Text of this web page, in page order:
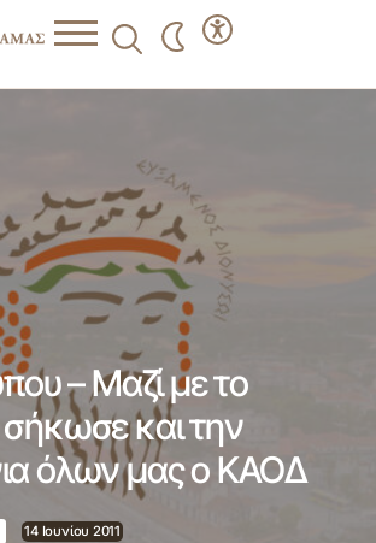
– Μαζί με το
και την
όλων μας ο ΚΑΟΔ
14 Ιουνίου 2011